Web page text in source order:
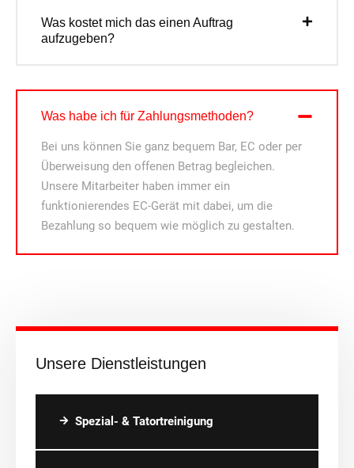
Unsere Dienstleistungen
Spezial- & Tatortreinigung
Was kostet mich das einen Auftrag
aufzugeben?
Was habe ich für Zahlungsmethoden?
Bei uns können Sie ganz bequem Bar, EC oder per
Überweisung den offenen Betrag begleichen.
Unsere Mitarbeiter haben immer ein
funktionierendes EC-Gerät mit dabei, um die
Bezahlung so bequem wie möglich zu gestalten.